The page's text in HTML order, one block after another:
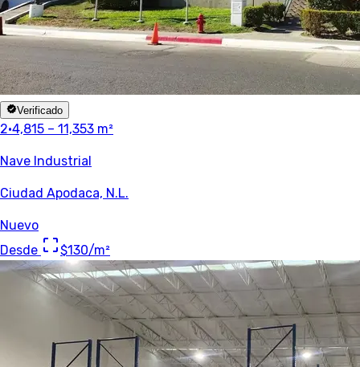
Verificado
2·4,815 – 11,353 m²
Nave Industrial
Ciudad Apodaca, N.L.
Nuevo
Desde
$130/m²